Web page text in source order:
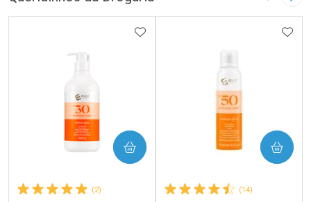
Imagem
(2)
ADICIONAR AOS FAVORITOS
COMPRAR
(14)
COMPRAR